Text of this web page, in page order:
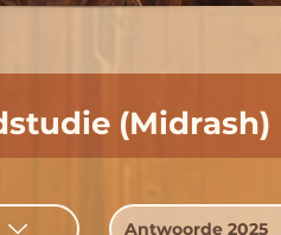
(Midrash)
Antwoorde 2025